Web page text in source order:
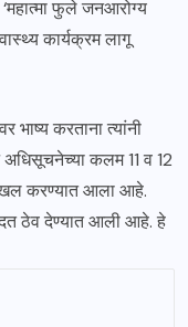
फुले जनआरोग्य
कार्यक्रम लागू
भाष्य करताना त्यांनी
कलम 11 व 12
करण्यात आला आहे.
ठेव देण्यात आली आहे. हे